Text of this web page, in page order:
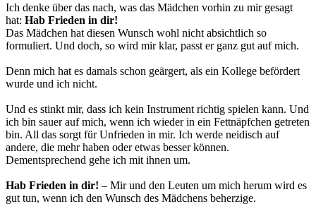
Ich denke über das nach, was das Mädchen vorhin zu mir gesagt
hat: Hab Frieden in dir!
Das Mädchen hat diesen Wunsch wohl nicht absichtlich so
formuliert. Und doch, so wird mir klar, passt er ganz gut auf mich.
Denn mich hat es damals schon geärgert, als ein Kollege befördert
wurde und ich nicht.
Und es stinkt mir, dass ich kein Instrument richtig spielen kann. Und
ich bin sauer auf mich, wenn ich wieder in ein Fettnäpfchen getreten
bin. All das sorgt für Unfrieden in mir. Ich werde neidisch auf
andere, die mehr haben oder etwas besser können.
Dementsprechend gehe ich mit ihnen um.
Hab Frieden in dir! – Mir und den Leuten um mich herum wird es
gut tun, wenn ich den Wunsch des Mädchens beherzige.